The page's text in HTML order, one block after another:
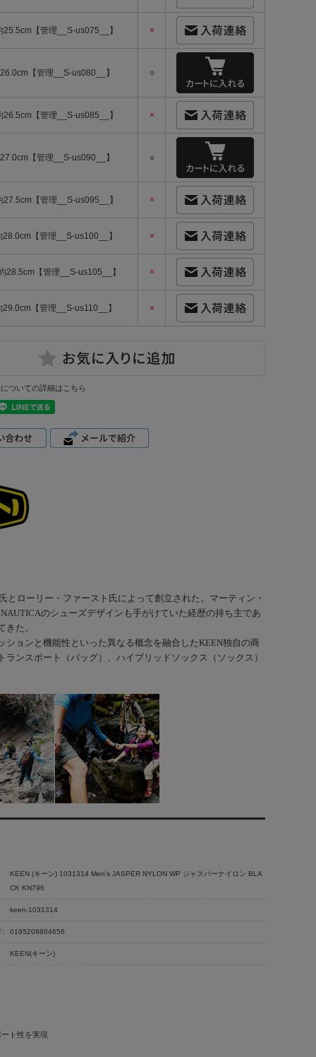
25.5cm【管理__S-us075__】 ×
【管理__S-us080__】 ○
26.5cm【管理__S-us085__】 ×
【管理__S-us090__】 ○
27.5cm【管理__S-us095__】 ×
【管理__S-us100__】 ×
28.5cm【管理__S-us105__】 ×
【管理__S-us110__】 ×
ついての詳細はこちら
ローリー・ファースト氏によって創立された。マーティン・
のシューズデザインも手がけていた経歴の持ち主であ
た。
ョンと機能性といった異なる概念を融合したKEEN独自の商
ンスポート（バッグ）、ハイブリッドソックス（ソックス）
KEEN (キーン) 1031314 Men's JASPER NYLON WP ジャスパーナイロン BLA
CK KN796
keen-1031314
: 0195208804656
KEEN(キーン)
ト性を実現